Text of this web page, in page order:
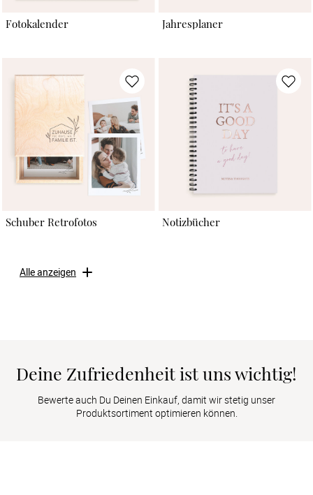
Fotokalender Jahresplaner
Schuber Retrofotos Notizbücher
Alle anzeigen
Deine Zufriedenheit ist uns wichtig!
Bewerte auch Du Deinen Einkauf, damit wir stetig unser
Produktsortiment optimieren können.